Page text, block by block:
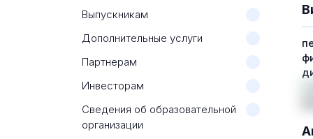
Выпускникам
Дополнительные услуги
Партнерам
Инвесторам
Сведения об образовательной
организации